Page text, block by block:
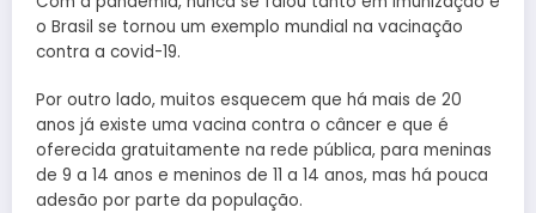
o Brasil se tornou um exemplo mundial na vacinação
contra a covid-19.
Por outro lado, muitos esquecem que há mais de 20
anos já existe uma vacina contra o câncer e que é
oferecida gratuitamente na rede pública, para meninas
de 9 a 14 anos e meninos de 11 a 14 anos, mas há pouca
adesão por parte da população.